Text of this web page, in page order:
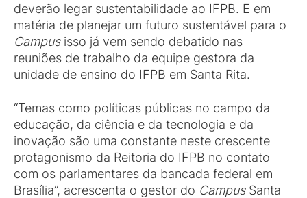
deverão legar sustentabilidade ao IFPB. E em
matéria de planejar um futuro sustentável para o
Campusisso já vem sendo debatido nas
reuniões de trabalho da equipe gestora da
unidade de ensino do IFPB em Santa Rita.
“Temas como políticas públicas no campo da
educação, da ciência e da tecnologia e da
inovação são uma constante neste crescente
protagonismo da Reitoria do IFPB no contato
com os parlamentares da bancada federal em
Brasília”, acrescenta o gestor do CampusSanta